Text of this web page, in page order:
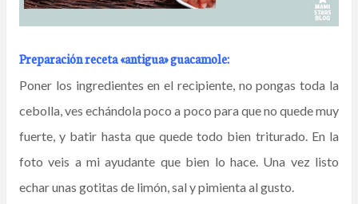
Preparación receta «antigua» guacamole:
Poner los ingredientes en el recipiente, no pongas toda la
cebolla, ves echándola poco a poco para que no quede muy
fuerte, y batir hasta que quede todo bien triturado. En la
foto veis a mi ayudante que bien lo hace. Una vez listo
echar unas gotitas de limón, sal y pimienta al gusto.